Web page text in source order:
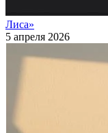
Лиса»
5 апреля 2026